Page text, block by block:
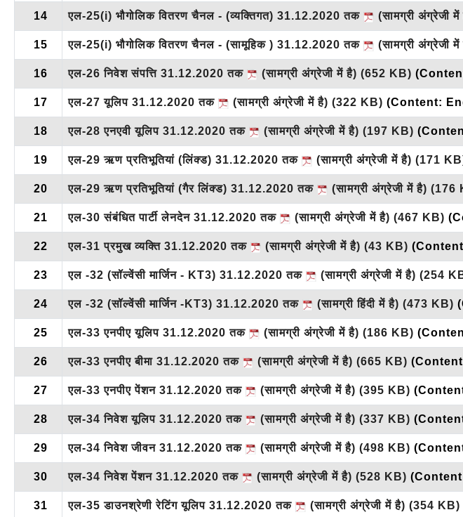
14 एल-25(i) भौगोलिक वितरण चैनल - (व्यक्तिगत) 31.12.2020 तक (सामग्री अंग्रेजी में
15 एल-25(i) भौगोलिक वितरण चैनल - (सामूहिक ) 31.12.2020 तक (सामग्री अंग्रेजी में
16 एल-26 निवेश संपत्ति 31.12.2020 तक (सामग्री अंग्रेजी में है) (652 KB)
17 एल-27 यूलिप 31.12.2020 तक (सामग्री अंग्रेजी में है) (322 KB) (Content:
18 एल-28 एनएवी यूलिप 31.12.2020 तक (सामग्री अंग्रेजी में है) (197 KB)
19 एल-29 ऋण प्रतिभूतियां (लिंक्ड) 31.12.2020 तक (सामग्री अंग्रेजी में है) (171
20 एल-29 ऋण प्रतिभूतियां (गैर लिंक्ड) 31.12.2020 तक (सामग्री अंग्रेजी में है) (176
21 एल-30 संबंधित पार्टी लेनदेन 31.12.2020 तक (सामग्री अंग्रेजी में है) (467 KB)
22 एल-31 प्रमुख व्यक्ति 31.12.2020 तक (सामग्री अंग्रेजी में है) (43 KB)
23 एल -32 (सॉल्वेंसी मार्जिन - KT3) 31.12.2020 तक (सामग्री अंग्रेजी में है) (254
24 एल -32 (सॉल्वेंसी मार्जिन -KT3) 31.12.2020 तक (सामग्री हिंदी में है) (473 KB)
25 एल-33 एनपीए यूलिप 31.12.2020 तक (सामग्री अंग्रेजी में है) (186 KB)
26 एल-33 एनपीए बीमा 31.12.2020 तक (सामग्री अंग्रेजी में है) (665 KB)
27 एल-33 एनपीए पेंशन 31.12.2020 तक (सामग्री अंग्रेजी में है) (395 KB)
28 एल-34 निवेश यूलिप 31.12.2020 तक (सामग्री अंग्रेजी में है) (337 KB)
29 एल-34 निवेश जीवन 31.12.2020 तक (सामग्री अंग्रेजी में है) (498 KB)
30 एल-34 निवेश पेंशन 31.12.2020 तक (सामग्री अंग्रेजी में है) (528 KB)
31 एल-35 डाउनश्रेणी रेटिंग यूलिप 31.12.2020 तक (सामग्री अंग्रेजी में है) (354 KB)